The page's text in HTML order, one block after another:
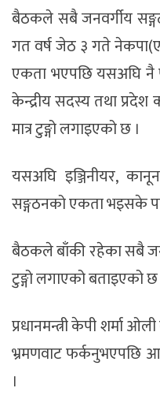
बैठकले सबै जनवर्गीय
गत वर्ष जेठ ३ गते
एकता भएपछि यसअघि नै
केन्द्रीय सदस्य तथा
मात्र टुङ्गो लगाइएको छ ।
यसअघि इञ्जिनीयर,
सङ्गठनको एकता भइसके
बैठकले बाँकी रहेका सबै
टुङ्गो लगाएको बताइएको छ
प्रधानमन्त्री केपी शर्मा
भ्रमणवाट फर्कनुभएपछि
।